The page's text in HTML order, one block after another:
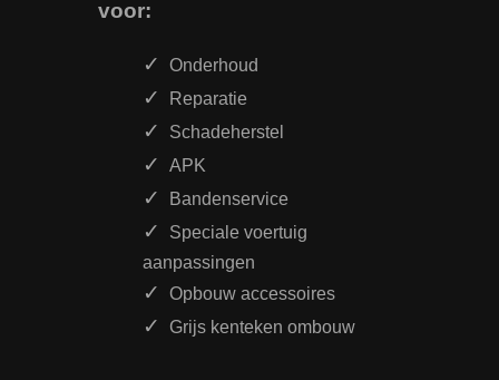
voor:
Onderhoud
Reparatie
Schadeherstel
APK
Bandenservice
Speciale voertuig
aanpassingen
Opbouw accessoires
Grijs kenteken ombouw